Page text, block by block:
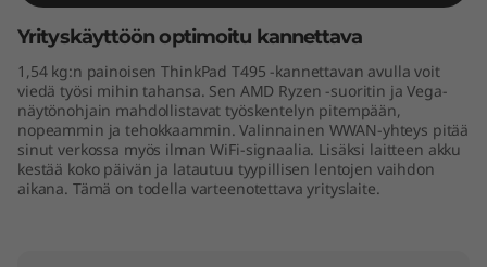
Yrityskäyttöön optimoitu kannettava
1,54 kg:n painoisen ThinkPad T495 -kannettavan avulla voit
viedä työsi mihin tahansa. Sen AMD Ryzen -suoritin ja Vega-
näytönohjain mahdollistavat työskentelyn pitempään,
nopeammin ja tehokkaammin. Valinnainen WWAN-yhteys pitää
sinut verkossa myös ilman WiFi-signaalia. Lisäksi laitteen akku
kestää koko päivän ja latautuu tyypillisen lentojen vaihdon
aikana. Tämä on todella varteenotettava yrityslaite.